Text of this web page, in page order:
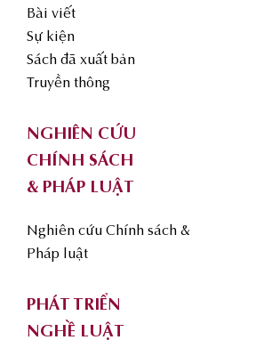
Bài viết
Sự kiện
Sách đã xuất bản
Truyền thông
NGHIÊN CỨU
CHÍNH SÁCH
& PHÁP LUẬT
Nghiên cứu Chính sách &
Pháp luật
PHÁT TRIỂN
NGHỀ LUẬT